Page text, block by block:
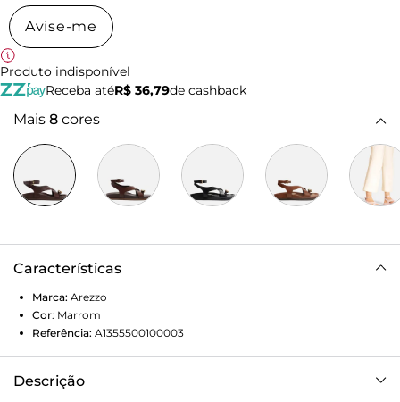
Avise-me
Produto indisponível
Receba atéR$ 36,79de cashback
Mais 8 cores
Características
Marca: Arezzo
Cor: Marrom
Referência: A1355500100003
Descrição